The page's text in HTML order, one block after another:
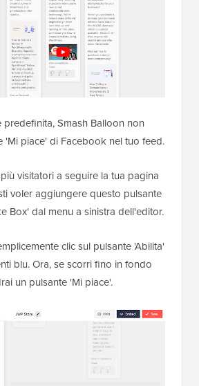
predefinita, Smash Balloon non
'Mi piace' di Facebook nel tuo feed.
visitatori a seguire la tua pagina
voler aggiungere questo pulsante
Box' dal menu a sinistra dell'editor.
clic sul pulsante 'Abilita'
blu. Ora, se scorri fino in fondo
un pulsante 'Mi piace'.